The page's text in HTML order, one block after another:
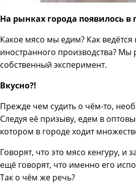
На рынках города появилось
Какое мясо мы едим? Как
иностранного производства? Мы
собственный эксперимент.
Вкусно?!
Прежде чем судить о чём-то,
Следуя её призыву, едем в
котором в городе ходит
Говорят, что это мясо кенгуру,
ещё говорят, что именно его
Так о чём же речь?